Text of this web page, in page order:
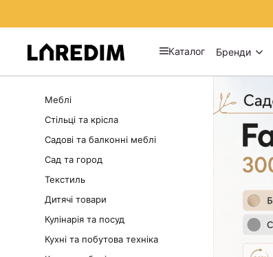
Каталог Бренди
Меблі
Стільці та крісла
Садові та балконні меблі
Сад та город
Текстиль
Дитячі товари
Кулінарія та посуд
Кухні та побутова техніка